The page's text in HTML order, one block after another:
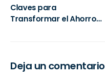
Claves para
Transformar el Ahorro
Deja un comentario